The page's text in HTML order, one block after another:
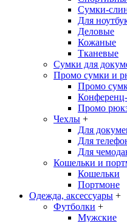
Сумки-
Для
Деловые
Кожаные
Тканевые
Сумки для
Промо сумки и
Промо
Промо
Чехлы +
Для
Для
Для
Кошельки и
Кошельки
Портмоне
Одежда, аксессуары +
Футболки +
Мужские